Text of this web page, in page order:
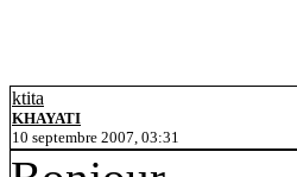
ktita
KHAYATI
10 septembre 2007, 03:31